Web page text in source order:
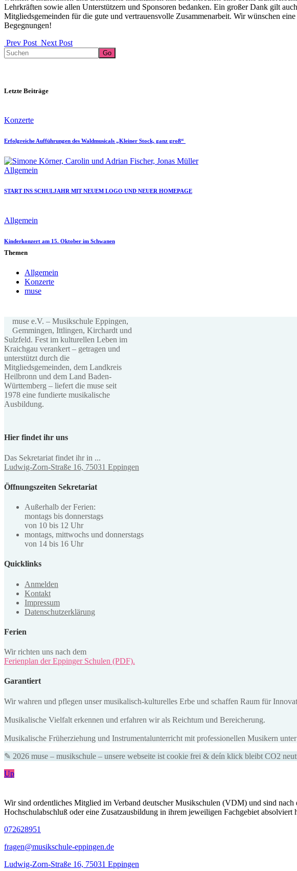
Lehrkräften sowie allen Unterstützern und Sponsoren bedanken. Ein großer Dank gilt
Mitgliedsgemeinden für die gute und vertrauensvolle Zusammenarbeit. Wir wünschen
Begegnungen!
Prev Post Next Post
Search
Go
Letzte Beiträge
Konzerte
Erfolgreiche Aufführungen des Waldmusicals „Kleiner Stock, ganz groß“
Allgemein
START INS SCHULJAHR MIT NEUEM LOGO UND NEUER HOMEPAGE
Allgemein
Kinderkonzert am 15. Oktober im Schwanen
Themen
Allgemein
Konzerte
muse
muse e.V. – Musikschule Eppingen,
Gemmingen, Ittlingen, Kirchardt und
Sulzfeld. Fest im kulturellen Leben im
Kraichgau verankert – getragen und
unterstützt durch die
Mitgliedsgemeinden, dem Landkreis
Heilbronn und dem Land Baden-
Württemberg – liefert die muse seit
1978 eine fundierte musikalische
Ausbildung.
Hier findet ihr uns
Das Sekretariat findet ihr in ...
Ludwig-Zorn-Straße 16, 75031 Eppingen
Öffnungszeiten Sekretariat
Außerhalb der Ferien:
montags bis donnerstags
von 10 bis 12 Uhr
montags, mittwochs und donnerstags
von 14 bis 16 Uhr
Quicklinks
Anmelden
Kontakt
Impressum
Datenschutzerklärung
Ferien
Wir richten uns nach dem
Ferienplan der Eppinger Schulen (PDF).
Garantiert
Wir wahren und pflegen unser musikalisch-kulturelles Erbe und schaffen Raum für
Musikalische Vielfalt erkennen und erfahren wir als Reichtum und Bereicherung.
Musikalische Früherziehung und Instrumentalunterricht mit professionellen Musikern
✎ 2026 muse – musikschule – unsere webseite ist cookie frei & deín klick bleibt CO2
Up
Wir sind ordentliches Mitglied im Verband deutscher Musikschulen (VDM) und sind
Hochschulabschluß oder eine Zusatzausbildung in ihrem jeweiligen Fachgebiet absolviert
072628951
fragen@musikschule-eppingen.de
Ludwig-Zorn-Straße 16, 75031 Eppingen